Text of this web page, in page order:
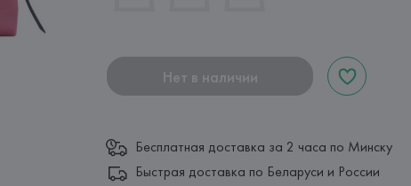
Нет в наличии
Бесплатная доставка за 2 часа по Минску
Быстрая доставка по Беларуси и России